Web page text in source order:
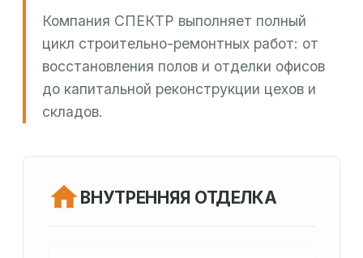
Компания СПЕКТР выполняет полный
цикл строительно-ремонтных работ: от
восстановления полов и отделки офисов
до капитальной реконструкции цехов и
складов.
ВНУТРЕННЯЯ ОТДЕЛКА